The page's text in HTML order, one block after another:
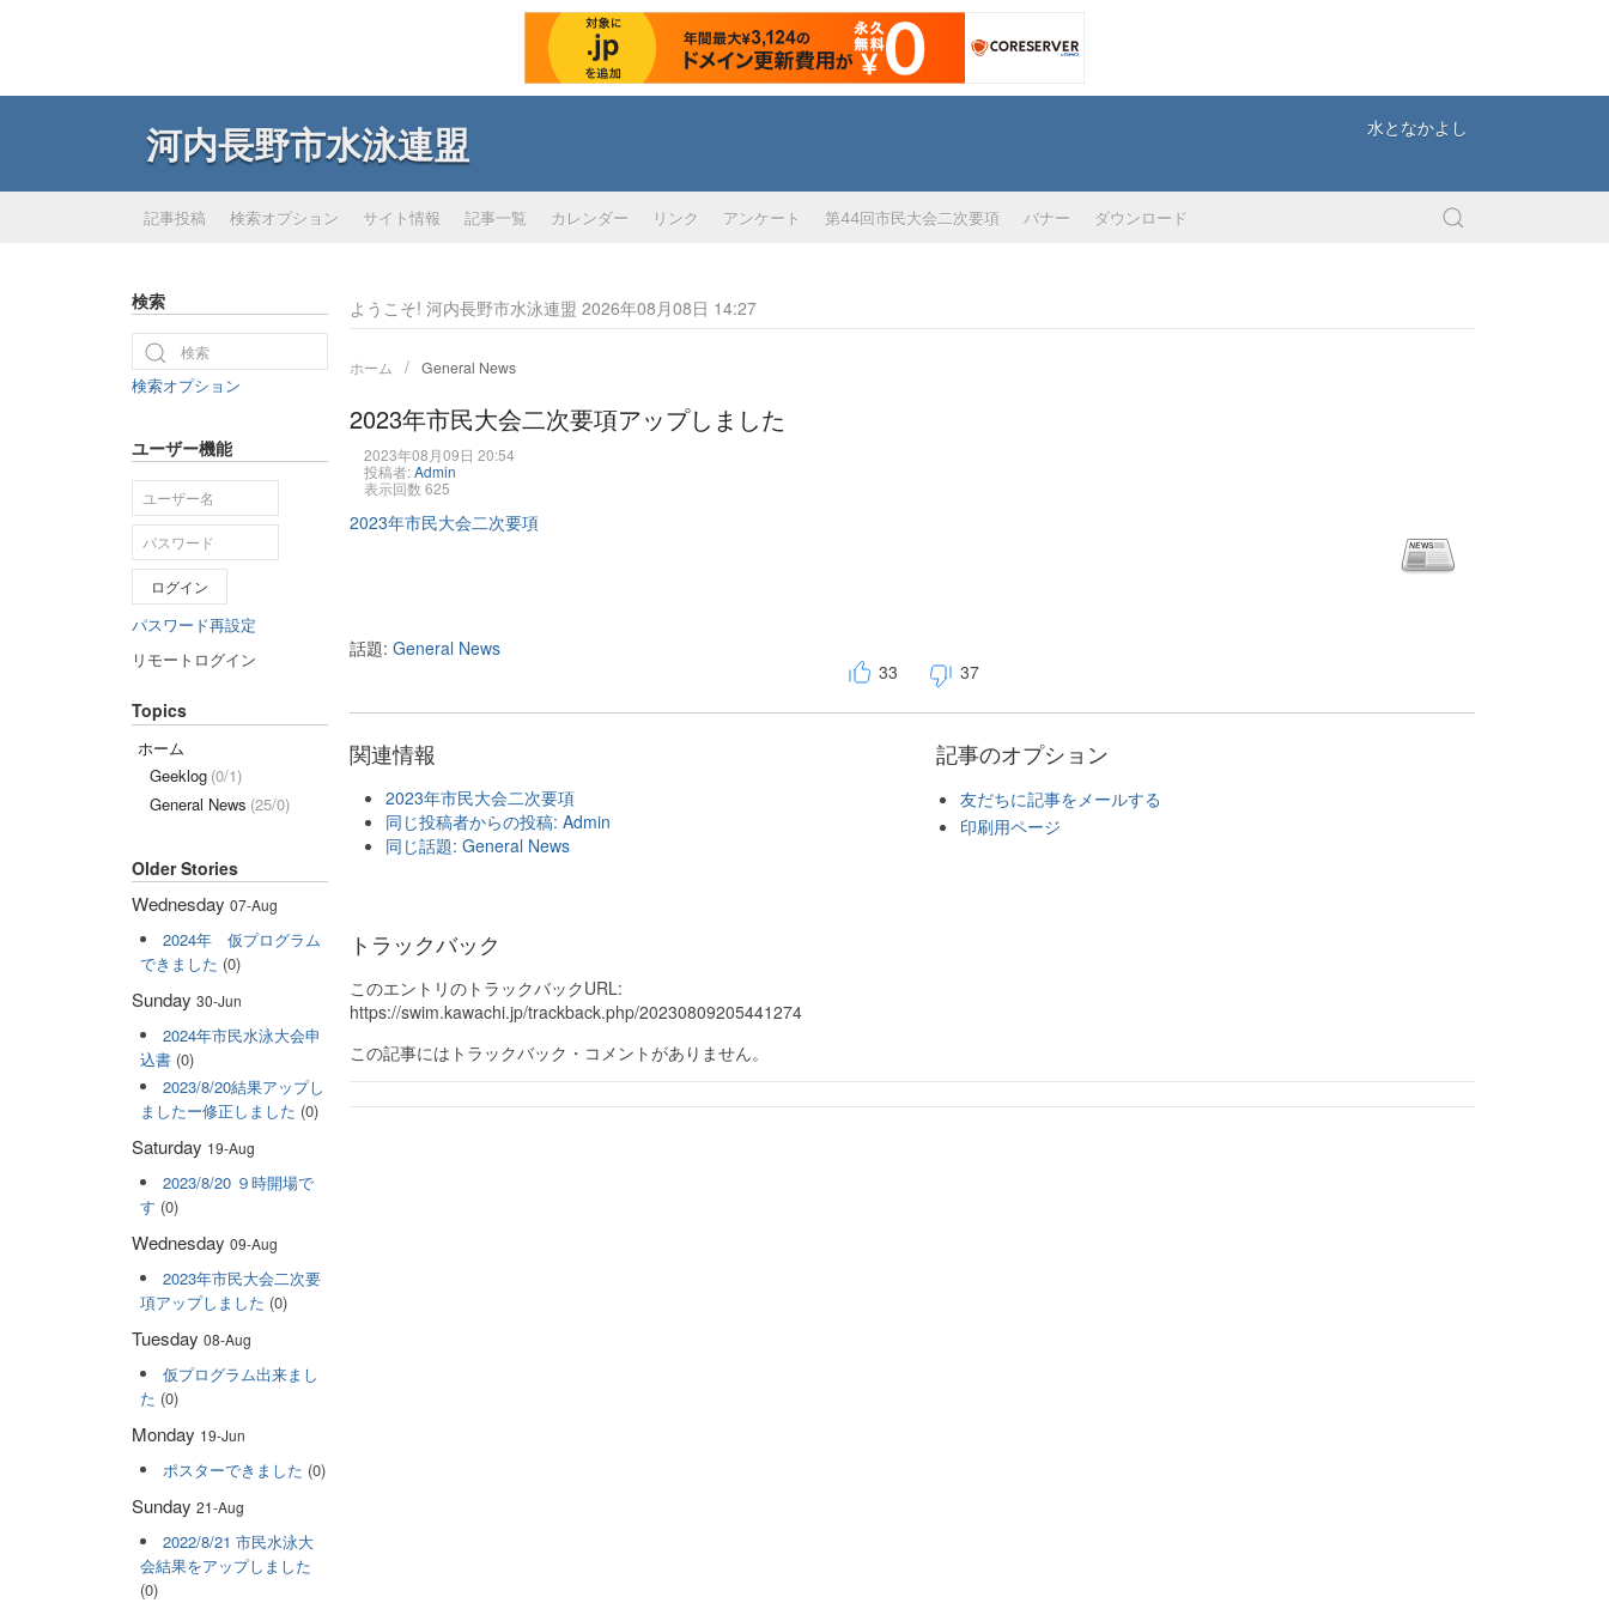
河内長野市水泳連盟 水となかよし
記事投稿 検索オプション サイト情報 記事一覧 カレンダー リンク アンケート 第44回市民大会二次要項 バナー ダウンロード
ようこそ! 河内長野市水泳連盟 2026年08月08日 14:27
ホーム General News
2023年市民大会二次要項アップしました
2023年08月09日 20:54
投稿者:Admin
表示回数 625
2023年市民大会二次要項
話題: General News
33
37
関連情報
2023年市民大会二次要項
同じ投稿者からの投稿: Admin
同じ話題: General News
記事のオプション
友だちに記事をメールする
印刷用ページ
トラックバック
このエントリのトラックバックURL:
https://swim.kawachi.jp/trackback.php/20230809205441274
この記事にはトラックバック・コメントがありません。
検索
検索オプション
ユーザー機能
ログイン
パスワード再設定
リモートログイン
Topics
ホーム
Geeklog (0/1)
General News (25/0)
Older Stories
Wednesday 07-Aug
2024年 仮プログラム
できました (0)
Sunday 30-Jun
2024年市民水泳大会申
込書(0)
2023/8/20結果アップし
ましたー修正しました (0)
Saturday 19-Aug
2023/8/20 ９時開場で
す (0)
Wednesday 09-Aug
2023年市民大会二次要
項アップしました (0)
Tuesday 08-Aug
仮プログラム出来まし
た (0)
Monday 19-Jun
ポスターできました (0)
Sunday 21-Aug
2022/8/21 市民水泳大
会結果をアップしました
(0)